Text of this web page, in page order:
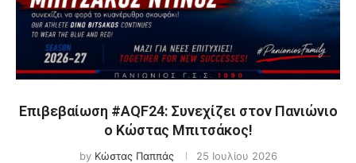
Επιβεβαίωση #AQF24: Συνεχίζει στον Πανιώνιο
ο Κώστας Μπιτσάκος!
by Κώστας Παππάς 25 Ιουλίου 2026